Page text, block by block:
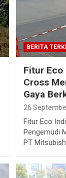
BERITA
Fitur Eco
Cross
Gaya
26
Fitur Eco
Pengemudi
PT